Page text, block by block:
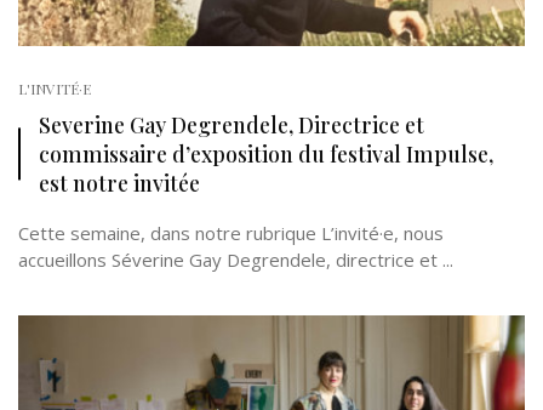
L'INVITÉ·E
Severine Gay Degrendele, Directrice et
commissaire d’exposition du festival Impulse,
est notre invitée
Cette semaine, dans notre rubrique L’invité·e, nous
accueillons Séverine Gay Degrendele, directrice et ...